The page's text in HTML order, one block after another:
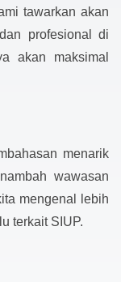
tawarkan akan
profesional di
akan maksimal
menarik
wawasan
mengenal lebih
terkait SIUP.